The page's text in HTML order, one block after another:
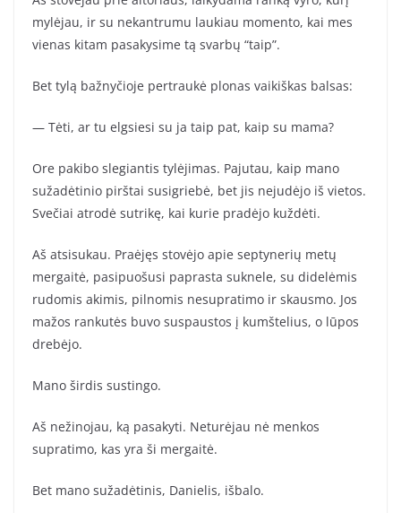
mylėjau, ir su nekantrumu laukiau momento, kai mes
vienas kitam pasakysime tą svarbų “taip”.
Bet tylą bažnyčioje pertraukė plonas vaikiškas balsas:
— Tėti, ar tu elgsiesi su ja taip pat, kaip su mama?
Ore pakibo slegiantis tylėjimas. Pajutau, kaip mano
sužadėtinio pirštai susigriebė, bet jis nejudėjo iš vietos.
Svečiai atrodė sutrikę, kai kurie pradėjo kuždėti.
Aš atsisukau. Praėjęs stovėjo apie septynerių metų
mergaitė, pasipuošusi paprasta suknele, su didelėmis
rudomis akimis, pilnomis nesupratimo ir skausmo. Jos
mažos rankutės buvo suspaustos į kumštelius, o lūpos
drebėjo.
Mano širdis sustingo.
Aš nežinojau, ką pasakyti. Neturėjau nė menkos
supratimo, kas yra ši mergaitė.
Bet mano sužadėtinis, Danielis, išbalo.